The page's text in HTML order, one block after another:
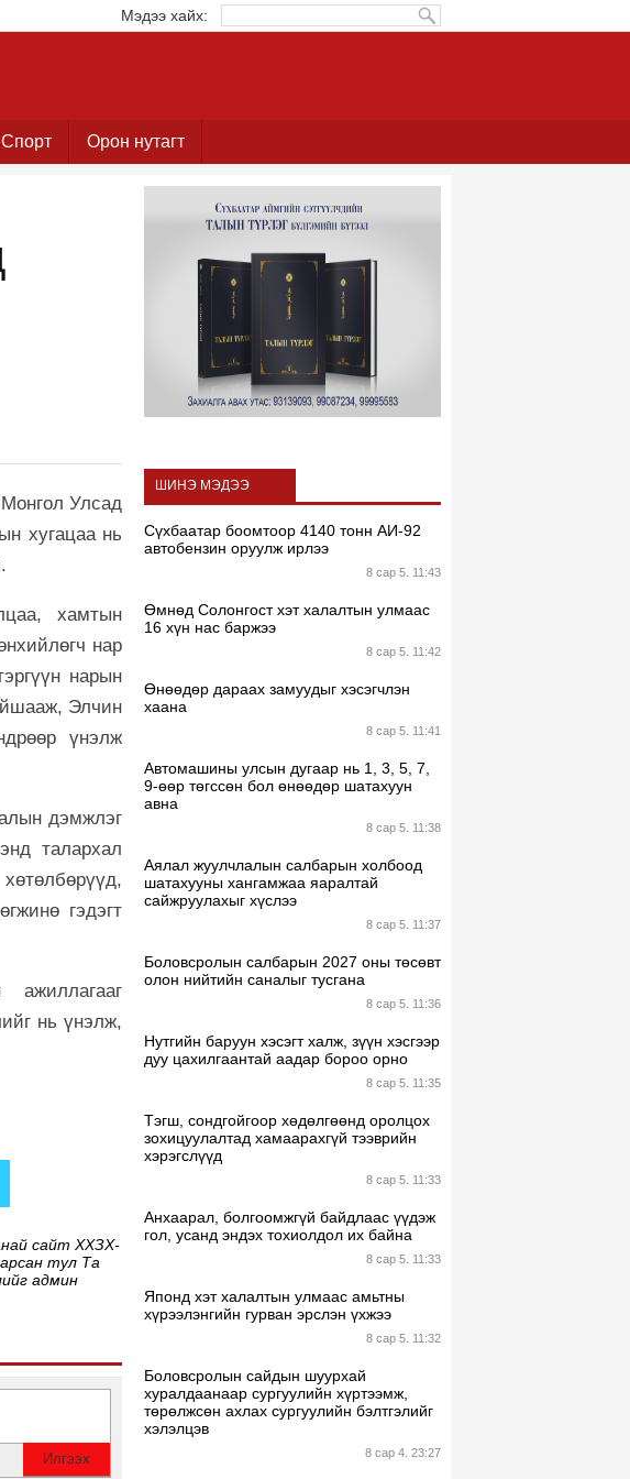
Мэдээ хайх:
Спорт Орон нутагт
Улсад
хугацаа нь
хамтын
нар
нарын
Элчин
үнэлж
дэмжлэг
талархал
гэдэгт
нь үнэлж,
сайт ХХЗХ-
тул Та
админ
ШИНЭ МЭДЭЭ
Сүхбаатар боомтоор 4140 тонн АИ-92
автобензин оруулж ирлээ
8 сар 5. 11:43
Өмнөд Солонгост хэт халалтын улмаас
16 хүн нас баржээ
8 сар 5. 11:42
Өнөөдөр дараах замуудыг хэсэгчлэн
хаана
8 сар 5. 11:41
Автомашины улсын дугаар нь 1, 3, 5, 7,
9-өөр төгссөн бол өнөөдөр шатахуун
авна
8 сар 5. 11:38
Аялал жуулчлалын салбарын холбоод
шатахууны хангамжаа яаралтай
сайжруулахыг хүслээ
8 сар 5. 11:37
Боловсролын салбарын 2027 оны төсөвт
олон нийтийн саналыг тусгана
8 сар 5. 11:36
Нутгийн баруун хэсэгт халж, зүүн хэсгээр
дуу цахилгаантай аадар бороо орно
8 сар 5. 11:35
Тэгш, сондгойгоор хөдөлгөөнд оролцох
зохицуулалтад хамаарахгүй тээврийн
хэрэгслүүд
8 сар 5. 11:33
Анхаарал, болгоомжгүй байдлаас үүдэж
гол, усанд эндэх тохиолдол их байна
8 сар 5. 11:33
Японд хэт халалтын улмаас амьтны
хүрээлэнгийн гурван эрслэн үхжээ
8 сар 5. 11:32
Боловсролын сайдын шуурхай
хуралдаанаар сургуулийн хүртээмж,
төрөлжсөн ахлах сургуулийн бэлтгэлийг
хэлэлцэв
8 сар 4. 23:27